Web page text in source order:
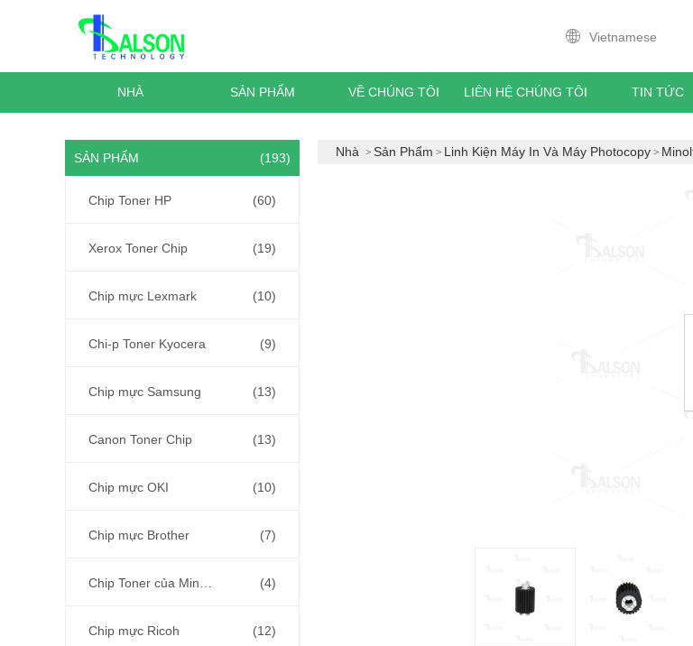
Vietnamese
NHÀ SẢN PHẨM VỀ CHÚNG TÔI LIÊN HỆ CHÚNG TÔI TIN TỨC
SẢN PHẨM (193)
Chip Toner HP (60)
Xerox Toner Chip (19)
Chip mực Lexmark (10)
Chi-p Toner Kyocera (9)
Chip mực Samsung (13)
Canon Toner Chip (13)
Chip mực OKI (10)
Chip mực Brother (7)
(4)
Chip mực Ricoh (12)
Nhà Sản Phẩm Linh Kiện Máy In Và Máy Photocopy